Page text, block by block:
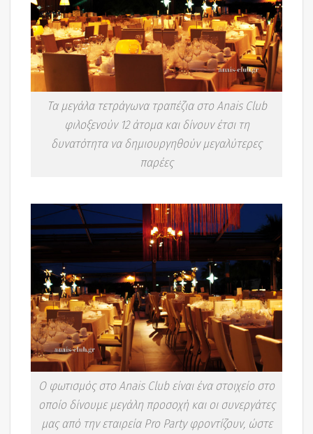
Τα μεγάλα τετράγωνα τραπέζια στο Anais Club
φιλοξενούν 12 άτομα και δίνουν έτσι τη
δυνατότητα να δημιουργηθούν μεγαλύτερες
παρέες
Ο φωτισμός στο Anais Club είναι ένα στοιχείο στο
οποίο δίνουμε μεγάλη προσοχή και οι συνεργάτες
μας από την εταιρεία Pro Party φροντίζουν, ώστε